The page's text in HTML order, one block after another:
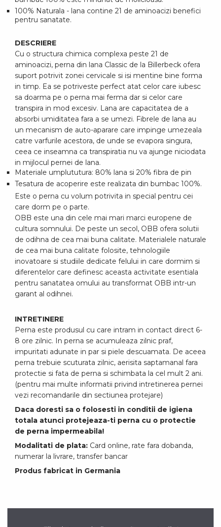
100% Naturala - lana contine 21 de aminoacizi benefici
pentru sanatate.
DESCRIERE
Cu o structura chimica complexa peste 21 de
aminoacizi, perna din lana Classic de la Billerbeck ofera
suport potrivit zonei cervicale si isi mentine bine forma
in timp. Ea se potriveste perfect atat celor care iubesc
sa doarma pe o perna mai ferma dar si celor care
transpira in mod excesiv. Lana are capacitatea de a
absorbi umiditatea fara a se umezi. Fibrele de lana au
un mecanism de auto-aparare care impinge umezeala
catre varfurile acestora, de unde se evapora singura,
ceea ce inseamna ca transpiratia nu va ajunge niciodata
in mijlocul pernei de lana.
Materiale umplututura: 80% lana si 20% fibra de pin
Tesatura de acoperire este realizata din bumbac 100%.
Este o perna cu volum potrivita in special pentru cei
care dorm pe o parte.
OBB este una din cele mai mari marci europene de
cultura somnului. De peste un secol, OBB ofera solutii
de odihna de cea mai buna calitate. Materialele naturale
de cea mai buna calitate folosite, tehnologiile
inovatoare si studiile dedicate felului in care dormim si
diferentelor care definesc aceasta activitate esentiala
pentru sanatatea omului au transformat OBB intr-un
garant al odihnei.
INTRETINERE
Perna este produsul cu care intram in contact direct 6-
8 ore zilnic. In perna se acumuleaza zilnic praf,
impuritati adunate in par si piele descuamata. De aceea
perna trebuie scuturata zilnic, aerisita saptamanal fara
protectie si fata de perna si schimbata la cel mult 2 ani.
(pentru mai multe informatii privind intretinerea pernei
vezi recomandarile din sectiunea protejare)
Daca doresti sa o folosesti in conditii de igiena
totala atunci protejeaza-ti perna cu o protectie
de perna impermeabila!
Modalitati de plata: Card online, rate fara dobanda,
numerar la livrare, transfer bancar
Produs fabricat in Germania